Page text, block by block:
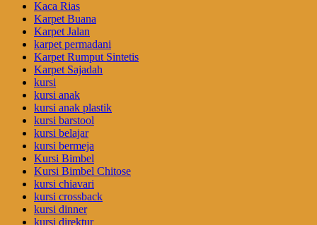
Kaca Rias
Karpet Buana
Karpet Jalan
karpet permadani
Karpet Rumput Sintetis
Karpet Sajadah
kursi
kursi anak
kursi anak plastik
kursi barstool
kursi belajar
kursi bermeja
Kursi Bimbel
Kursi Bimbel Chitose
kursi chiavari
kursi crossback
kursi dinner
kursi direktur